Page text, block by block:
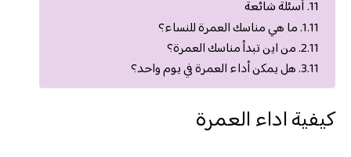
أسئلة شائعة
ما هي مناسك العمرة للنساء؟
من اين تبدأ مناسك العمرة؟
هل يمكن أداء العمرة في يوم واحد؟
كيفية اداء العمرة